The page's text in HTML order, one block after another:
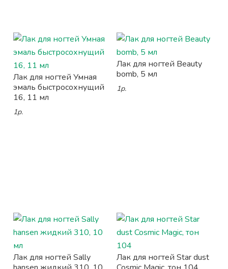
Лак для ногтей Умная
эмаль быстросохнущий
16, 11 мл
1р.
Лак для ногтей Beauty
bomb, 5 мл
1р.
Лак для ногтей Sally
Лак для ногтей Star dust